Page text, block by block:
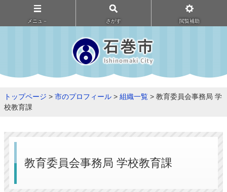
メニュ－ さがす 閲覧補助
トップページ > 市のプロフィール > 組織一覧 > 教育委員会事務局 学
校教育課
教育委員会事務局 学校教育課